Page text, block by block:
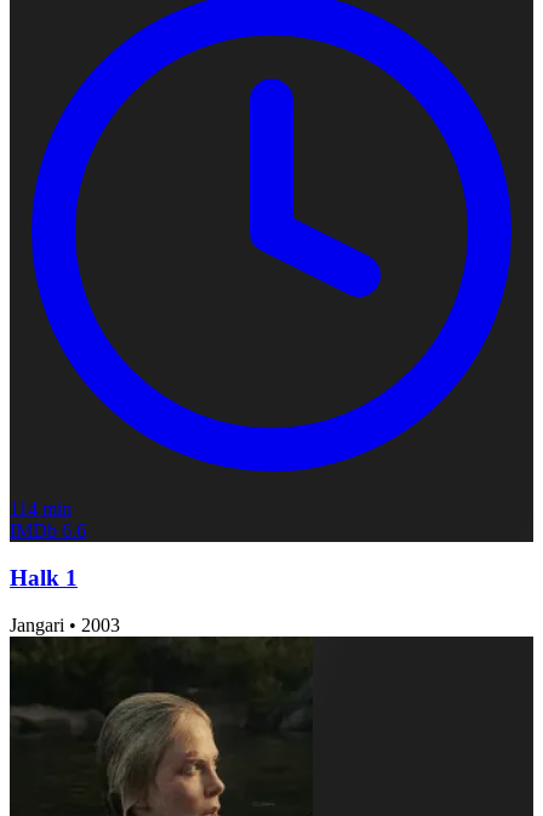
114 min
IMDb 6.6
Halk 1
Jangari • 2003